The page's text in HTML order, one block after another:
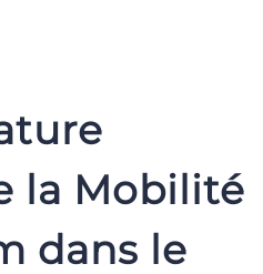
la Mobilité
dans le